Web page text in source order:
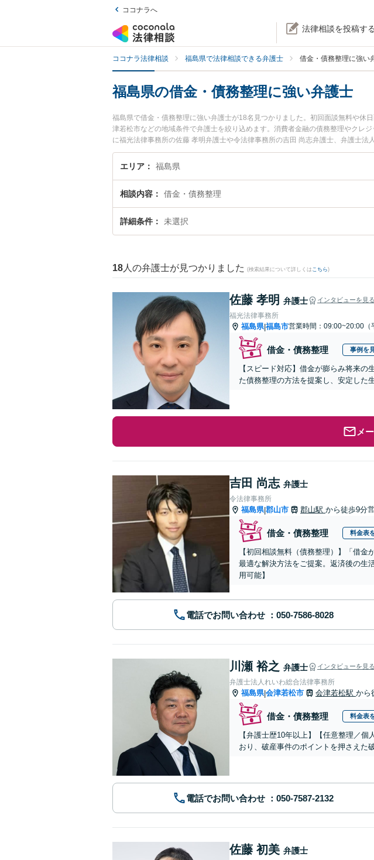
ココナラへ
法律相談を投稿する
ココナラ法律相談 福島県で法律相談できる弁護士 借金・債務整理に強い
福島県の借金・債務整理に強い弁護士
福島県で借金・債務整理に強い弁護士が18名見つかりました。初回面談無料や休
津若松市などの地域条件で弁護士を絞り込めます。消費者金融の債務整理やクレ
に福光法律事務所の佐藤 孝明弁護士や令法律事務所の吉田 尚志弁護士、弁護士
れています。『福島県で土日や夜間に発生した借金・債務整理のトラブルを今す
い』『初回相談無料で借金・債務整理を法律相談できる福島県内の弁護士に相談
エリア 福島県
相談内容 借金・債務整理
詳細条件 未選択
18 人の弁護士が見つかりました (検索結果について詳しくは こちら)
佐藤 孝明 弁護士 インタビューを見る
福光法律事務所
福島県|福島市営業時間：09:00~20:00（
借金・債務整理 事例を
【スピード対応】借金が膨らみ将来
た債務整理の方法を提案し、安定した
メ
吉田 尚志 弁護士
令法律事務所
福島県|郡山市 郡山駅 から徒歩9分
借金・債務整理 料金表
【初回相談無料（債務整理）】「借
最適な解決方法をご提案。返済後の生
用可能】
電話でお問い合わせ
川瀬 裕之 弁護士 インタビューを見る
弁護士法人れいわ総合法律事務所
福島県|会津若松市 会津若松駅 から
借金・債務整理 料金表
【弁護士歴10年以上】【任意整理／
おり、破産事件のポイントを押さえた
電話でお問い合わせ
佐藤 初美 弁護士